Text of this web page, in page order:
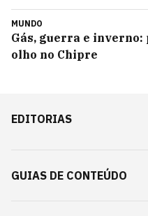
MUNDO
Gás, guerra e inverno:
olho no Chipre
EDITORIAS
GUIAS DE CONTEÚDO